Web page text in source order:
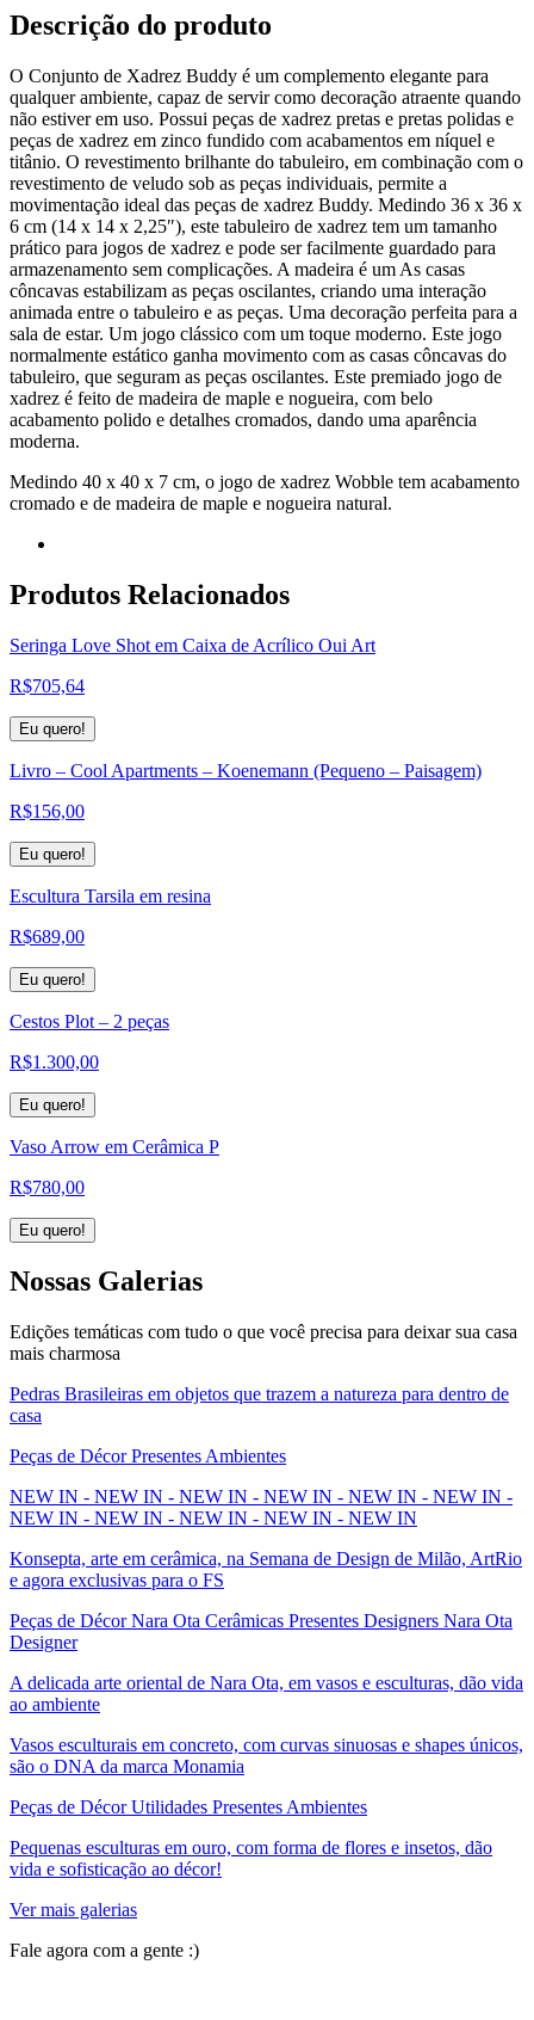
Descrição do produto
O Conjunto de Xadrez Buddy é um complemento elegante para
qualquer ambiente, capaz de servir como decoração atraente quando
não estiver em uso. Possui peças de xadrez pretas e pretas polidas e
peças de xadrez em zinco fundido com acabamentos em níquel e
titânio. O revestimento brilhante do tabuleiro, em combinação com o
revestimento de veludo sob as peças individuais, permite a
movimentação ideal das peças de xadrez Buddy. Medindo 36 x 36 x
6 cm (14 x 14 x 2,25″), este tabuleiro de xadrez tem um tamanho
prático para jogos de xadrez e pode ser facilmente guardado para
armazenamento sem complicações. A madeira é um As casas
côncavas estabilizam as peças oscilantes, criando uma interação
animada entre o tabuleiro e as peças. Uma decoração perfeita para a
sala de estar. Um jogo clássico com um toque moderno. Este jogo
normalmente estático ganha movimento com as casas côncavas do
tabuleiro, que seguram as peças oscilantes. Este premiado jogo de
xadrez é feito de madeira de maple e nogueira, com belo
acabamento polido e detalhes cromados, dando uma aparência
moderna.
Medindo 40 x 40 x 7 cm, o jogo de xadrez Wobble tem acabamento
cromado e de madeira de maple e nogueira natural.
Produtos Relacionados
Seringa Love Shot em Caixa de Acrílico Oui Art
R$705,64
Eu quero!
Livro – Cool Apartments – Koenemann (Pequeno – Paisagem)
R$156,00
Eu quero!
Escultura Tarsila em resina
R$689,00
Eu quero!
Cestos Plot – 2 peças
R$1.300,00
Eu quero!
Vaso Arrow em Cerâmica P
R$780,00
Eu quero!
Nossas Galerias
Edições temáticas com tudo o que você precisa para deixar sua casa
mais charmosa
Pedras Brasileiras em objetos que trazem a natureza para dentro de
casa
Peças de Décor Presentes Ambientes
NEW IN - NEW IN - NEW IN - NEW IN - NEW IN - NEW IN -
NEW IN - NEW IN - NEW IN - NEW IN - NEW IN
Konsepta, arte em cerâmica, na Semana de Design de Milão, ArtRio
e agora exclusivas para o FS
Peças de Décor Nara Ota Cerâmicas Presentes Designers Nara Ota
Designer
A delicada arte oriental de Nara Ota, em vasos e esculturas, dão vida
ao ambiente
Vasos esculturais em concreto, com curvas sinuosas e shapes únicos,
são o DNA da marca Monamia
Peças de Décor Utilidades Presentes Ambientes
Pequenas esculturas em ouro, com forma de flores e insetos, dão
vida e sofisticação ao décor!
Ver mais galerias
Fale agora com a gente :)